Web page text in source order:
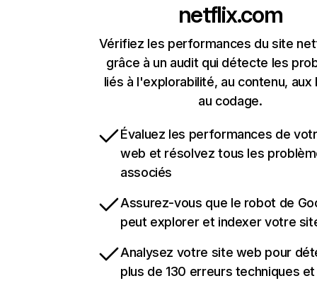
netflix.com
Vérifiez les performances du site
grâce à un audit qui détecte les
liés à l'explorabilité, au contenu, aux
au codage.
Évaluez les performances de
web et résolvez tous les
associés
Assurez-vous que le robot de
peut explorer et indexer votre
Analysez votre site web pour
plus de 130 erreurs techniques et